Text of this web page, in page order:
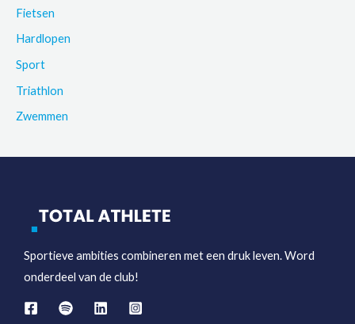
Fietsen
Hardlopen
Sport
Triathlon
Zwemmen
Sportieve ambities combineren met een druk leven. Word
onderdeel van de club!